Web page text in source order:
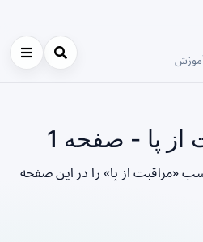
پا - صفحه 1
«مراقبت از پا» را در این صفحه